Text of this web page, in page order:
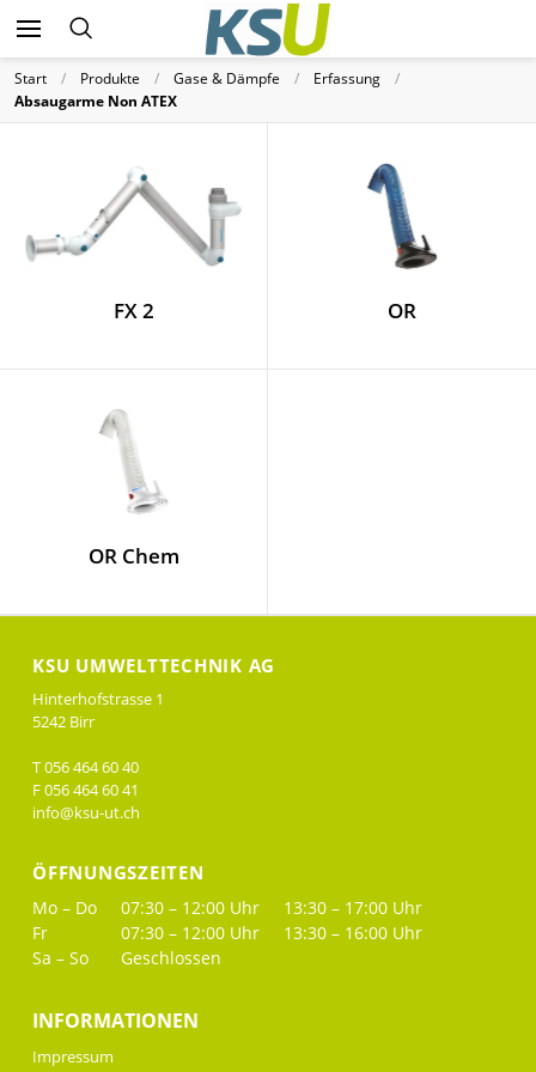
Start Produkte Gase & Dämpfe
Erfassung
Absaugarme Non ATEX
FX 2 OR
OR Chem
KSU UMWELTTECHNIK AG
Hinterhofstrasse 1
5242 Birr
T 056 464 60 40
F 056 464 60 41
info@ksu-ut.ch
ÖFFNUNGSZEITEN
Mo – Do 07:30 – 12:00 Uhr
13:30 – 17:00 Uhr
Fr
07:30 – 12:00 Uhr
13:30 – 16:00 Uhr
Sa – So
Geschlossen
INFORMATIONEN
Impressum